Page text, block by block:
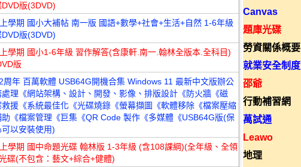
版(3DVD)
學期 國小大補帖 南一版 國語+數學+社會+生活+自然 1-6年級
版(3DVD)
學期 國小1-6年級 習作解答(含康軒.南一.翰林全版本.全科目)
版
周年 百萬軟體 USB64G開機合集 Windows 11 最新中文版辦公
處理《網站架構、設計、開發、影像、排版設計《防火牆《磁
援《系統最佳化《光碟燒錄《螢幕擷圖《軟體移除《檔案壓縮
助《檔案管理《巨集《QR Code 製作《多媒體《USB64G版(保
以安裝使用)
學期 國中命題光碟 翰林版 1-3年級 (含108課綱)(全年級、全領
碟(不包含：藝文+綜合+健體)
Canvas
題庫光碟
勞資關係概要
就業安全制度
邵爺
行動補習網
萬試通
Leawo
地理